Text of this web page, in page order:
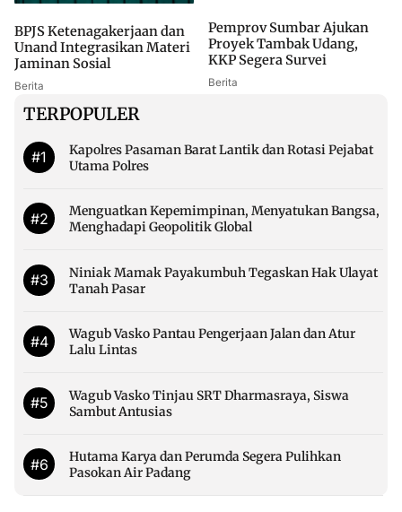
BPJS Ketenagakerjaan dan
Unand Integrasikan Materi
Jaminan Sosial
Berita
Pemprov Sumbar Ajukan
Proyek Tambak Udang,
KKP Segera Survei
Berita
TERPOPULER
#1
Kapolres Pasaman Barat Lantik dan Rotasi Pejabat
Utama Polres
#2
Menguatkan Kepemimpinan, Menyatukan Bangsa,
Menghadapi Geopolitik Global
#3
Niniak Mamak Payakumbuh Tegaskan Hak Ulayat
Tanah Pasar
#4
Wagub Vasko Pantau Pengerjaan Jalan dan Atur
Lalu Lintas
#5
Wagub Vasko Tinjau SRT Dharmasraya, Siswa
Sambut Antusias
#6
Hutama Karya dan Perumda Segera Pulihkan
Pasokan Air Padang